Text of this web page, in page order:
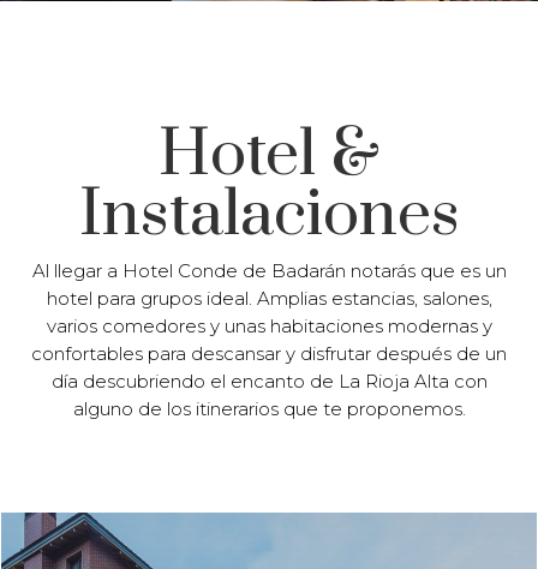
Hotel &
Instalaciones
Al llegar a Hotel Conde de Badarán notarás que es un
hotel para grupos ideal. Amplias estancias, salones,
varios comedores y unas habitaciones modernas y
confortables para descansar y disfrutar después de un
día descubriendo el encanto de La Rioja Alta con
alguno de los itinerarios que te proponemos.